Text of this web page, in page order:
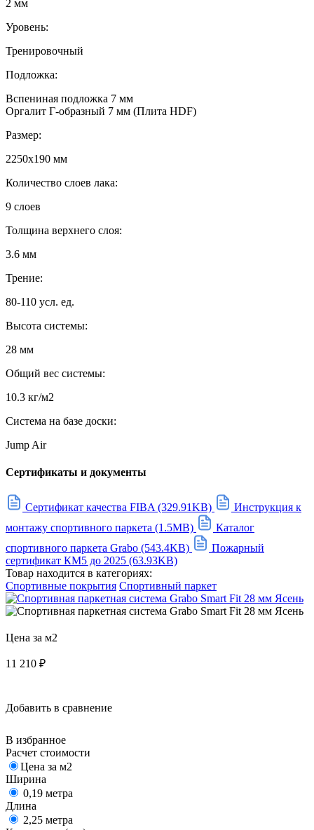
2 мм
Уровень:
Тренировочный
Подложка:
Вспениная подложка 7 мм
Оргалит Г-образный 7 мм (Плита HDF)
Размер:
2250х190 мм
Количество слоев лака:
9 слоев
Толщина верхнего слоя:
3.6 мм
Трение:
80-110 усл. ед.
Высота системы:
28 мм
Общий вес системы:
10.3 кг/м2
Система на базе доски:
Jump Air
Сертификаты и документы
Сертификат качества FIBA (329.91KB)
Инструкция к
монтажу спортивного паркета (1.5MB)
Каталог
спортивного паркета Grabo (543.4KB)
Пожарный
сертификат КМ5 до 2025 (63.93KB)
Товар находится в категориях:
Спортивные покрытия Спортивный паркет
Цена за м2
11 210 ₽
Добавить в сравнение
В избранное
Расчет стоимости
Цена за м2
Ширина
0,19 метра
Длина
2,25 метра